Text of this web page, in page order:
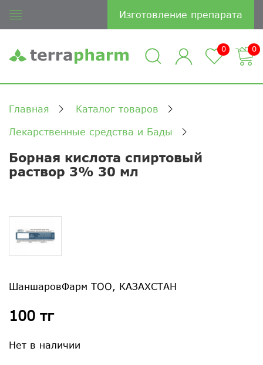
Изготовление препарата
0 0
Главная Каталог товаров
Лекарственные средства и Бады
Борная кислота спиртовый
раствор 3% 30 мл
ШаншаровФарм ТОО, КАЗАХСТАН
100 тг
Нет в наличии